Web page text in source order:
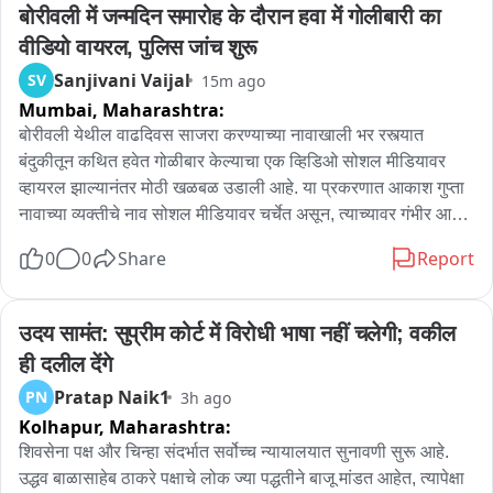
बोरीवली में जन्मदिन समारोह के दौरान हवा में गोलीबारी का
वीडियो वायरल, पुलिस जांच शुरू
SV Sanjivani Vaijal 15m ago
Mumbai, Maharashtra:
बोरीवली येथील वाढदिवस साजरा करण्याच्या नावाखाली भर रस्त्यात
बंदुकीतून कथित हवेत गोळीबार केल्याचा एक व्हिडिओ सोशल मीडियावर
व्हायरल झाल्यानंतर मोठी खळबळ उडाली आहे. या प्रकरणात आकाश गुप्ता
नावाच्या व्यक्तीचे नाव सोशल मीडियावर चर्चेत असून, त्याच्यावर गंभीर आरोप
ठिकाणी हवेत गोळीबार झाल्याचा दावा केला जात आहे. जर हा दावा खरा
कायद्याचा गंभीर भंग मानला जातो. या घटनेमुळे परिसरातील नागरिकांमध्ये
भीतीचे वातावरण निर्माण झाल्याची चर्चा आहे. या व्हिडिओनंतर सोशल
मीडियावर तीव्र प्रतिक्रिया उमटत असून, संबंधित व्यक्तीवर कठोर
कारवाईची मागणी जोर धरत आहे. “अशा प्रकारची संस्कृती महाराष्ट्रात
खपवून घेतली जाणार नाही,” अशी भूमिका अनेकांनी व्यक्त केली असून,
महाराष्ट्र पोलिसांनी तातडीने गुन्हा दाखल करून कायद्यानुसार कठोर
कारवाई करावी, अशी मागणीही होत आहे. मात्र, या व्हायरल व्हिडिओतील
0 0 Share Report
उदय सामंत: सुप्रीम कोर्ट में विरोधी भाषा नहीं चलेगी; वकील
ही दलील देंगे
PN Pratap Naik1 3h ago
Kolhapur, Maharashtra:
शिवसेना पक्ष और चिन्हा संदर्भात सर्वोच्च न्यायालयात सुनावणी सुरू आहे.
उद्धव बाळासाहेब ठाकरे पक्षाचे लोक ज्या पद्धतीने बाजू मांडत आहेत, त्यापेक्षा